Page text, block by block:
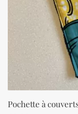
Pochette à